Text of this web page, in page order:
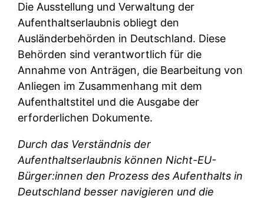
Die Ausstellung und Verwaltung der
Aufenthaltserlaubnis obliegt den
Ausländerbehörden in Deutschland. Diese
Behörden sind verantwortlich für die
Annahme von Anträgen, die Bearbeitung von
Anliegen im Zusammenhang mit dem
Aufenthaltstitel und die Ausgabe der
erforderlichen Dokumente.
Durch das Verständnis der
Aufenthaltserlaubnis können Nicht-EU-
Bürger:innen den Prozess des Aufenthalts in
Deutschland besser navigieren und die